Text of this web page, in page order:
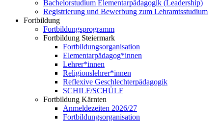
Bachelorstudium Elementarpädagogik (Leadership)
Registrierung und Bewerbung zum Lehramtsstudium
Fortbildung
Fortbildungsprogramm
Fortbildung Steiermark
Fortbildungsorganisation
Elementarpädagog*innen
Lehrer*innen
Religionslehrer*innen
Reflexive Geschlechterpädagogik
SCHILF/SCHÜLF
Fortbildung Kärnten
Anmeldezeiten 2026/27
Fortbildungsorganisation